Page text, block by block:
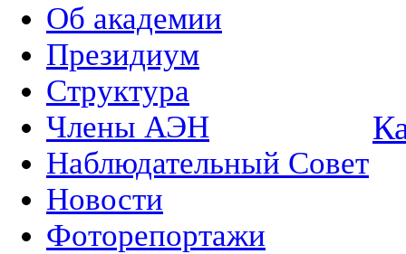
Об академии
Президиум
Структура
Члены АЭН
Наблюдательный Совет
Новости
Фоторепортажи